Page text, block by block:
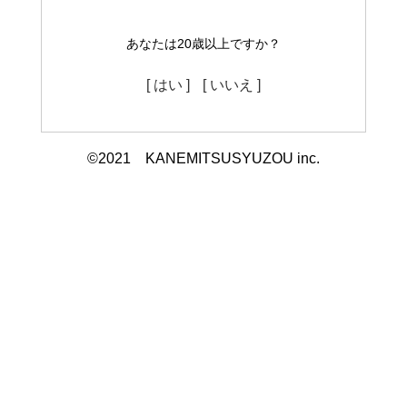
あなたは20歳以上ですか？
[ はい ] [ いいえ ]
©2021 KANEMITSUSYUZOU inc.